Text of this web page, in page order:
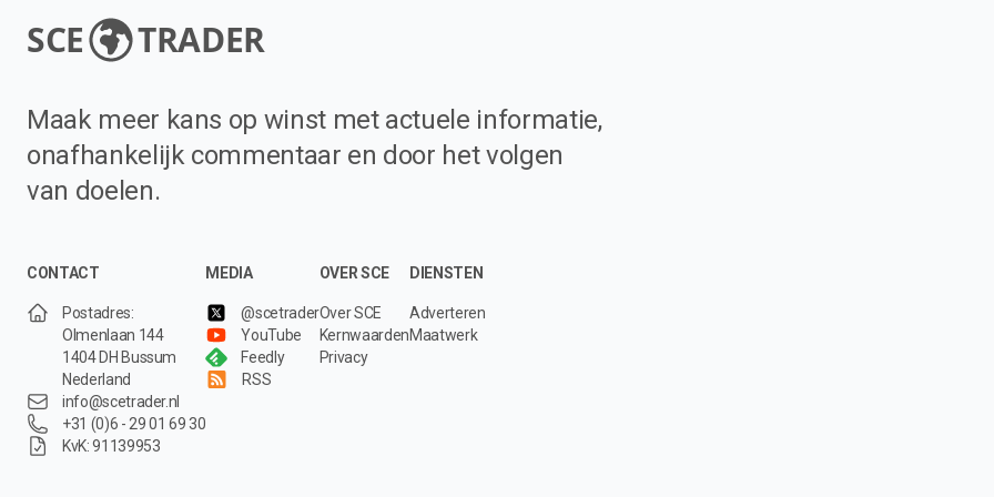
SCE TRADER
Maak meer kans op winst met actuele informatie,
onafhankelijk commentaar en door het volgen
van doelen.
CONTACT
Postadres:
Olmenlaan 144
1404 DH Bussum
Nederland
info@scetrader.nl
+31 (0)6 - 29 01 69 30
KvK: 91139953
MEDIA
@scetrader
YouTube
Feedly
RSS
OVER SCE
Over SCE
Kernwaarden
Privacy
DIENSTEN
Adverteren
Maatwerk